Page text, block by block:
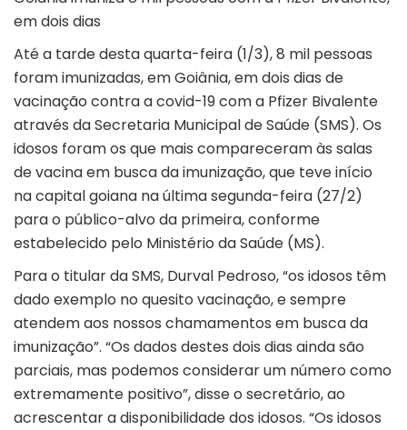
em dois dias
Até a tarde desta quarta-feira (1/3), 8 mil pessoas
foram imunizadas, em Goiânia, em dois dias de
vacinação contra a covid-19 com a Pfizer Bivalente
através da Secretaria Municipal de Saúde (SMS). Os
idosos foram os que mais compareceram às salas
de vacina em busca da imunização, que teve início
na capital goiana na última segunda-feira (27/2)
para o público-alvo da primeira, conforme
estabelecido pelo Ministério da Saúde (MS).
Para o titular da SMS, Durval Pedroso, “os idosos têm
dado exemplo no quesito vacinação, e sempre
atendem aos nossos chamamentos em busca da
imunização”. “Os dados destes dois dias ainda são
parciais, mas podemos considerar um número como
extremamente positivo”, disse o secretário, ao
acrescentar a disponibilidade dos idosos. “Os idosos